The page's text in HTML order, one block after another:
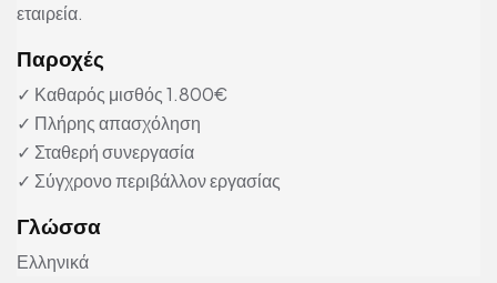
εταιρεία.
Παροχές
✓ Καθαρός μισθός 1.800€
✓ Πλήρης απασχόληση
✓ Σταθερή συνεργασία
✓ Σύγχρονο περιβάλλον εργασίας
Γλώσσα
Ελληνικά